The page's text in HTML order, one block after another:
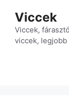
tartalomba
Viccek
Viccek,
viccek,